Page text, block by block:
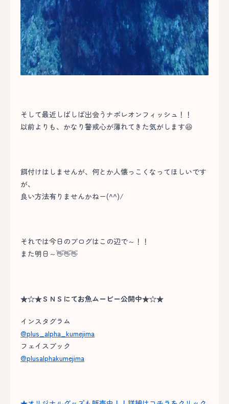
そして最近しばしば出会うナポレオンフィッシュ！！
以前よりも、かなり警戒心が薄れてきた気がします😆
餌付けはしませんが、何とか人懐っこくなってほしいです
が、
良い方法有りませんかねー(^^)/
それでは今日のブログはこの辺で～！！
また明日～👋👋👋
★☆★ＳＮＳにてお魚ムービー公開中★☆★
インスタグラム
@plus_alpha_kumejima
フェイスブック
@plusalphakumejima